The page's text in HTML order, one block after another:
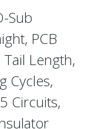
Sub
PCB
Length,
Cycles,
Circuits,